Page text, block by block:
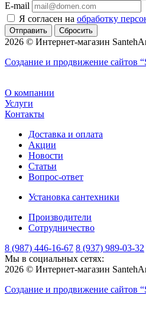
E-mail
Я согласен на обработку
Сбросить
2026 © Интернет-магазин
Создание и продвижение сайтов
О компании
Услуги
Контакты
Доставка и оплата
Акции
Новости
Статьи
Вопрос-ответ
Установка сантехники
Производители
Сотрудничество
8 (987) 446-16-67 8 (937) 989-03-32
Мы в социальных сетях:
2026 © Интернет-магазин
Создание и продвижение сайтов